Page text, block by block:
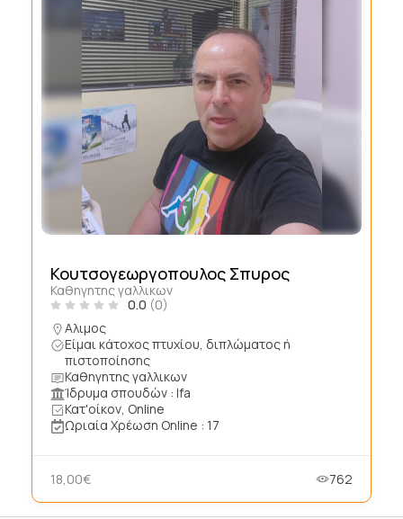
Κουτσογεωργοπουλος Σπυρος
Καθηγητης γαλλικων
0.0 (0)
Αλιμος
Είμαι κάτοχος πτυχίου, διπλώματος ή
πιστοποίησης
Καθηγητης γαλλικων
Ίδρυμα σπουδών : Ifa
Κατ'οίκον, Online
Ωριαία Χρέωση Online : 17
18,00€ 762